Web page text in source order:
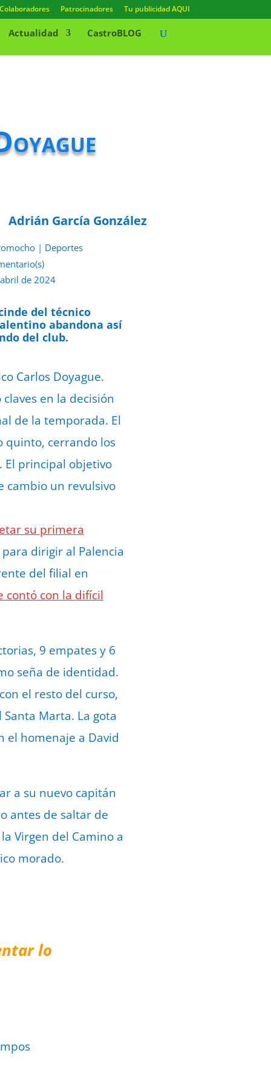
Colaboradores Patrocinadores Tu publicidad AQUI
Actualidad CastroBLOG
Adrián García González
| Deportes
de 2024
del técnico
abandona así
del club.
Carlos Doyague.
en la decisión
de la temporada. El
quinto, cerrando los
El principal objetivo
cambio un revulsivo
su primera
dirigir al Palencia
del filial en
contó con la difícil
9 empates y 6
seña de identidad.
el resto del curso,
Marta. La gota
el homenaje a David
a su nuevo capitán
antes de saltar de
Virgen del Camino a
morado.
lo